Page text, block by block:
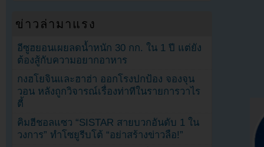
ข่าวล่ามาแรง
อีซูฮยอนเผยลดน้ำหนัก 30 กก. ใน 1 ปี แต่ยัง
ต้องสู้กับความอยากอาหาร
กงฮโยจินและฮาฮ่า ออกโรงปกป้อง จองจุน
วอน หลังถูกวิจารณ์เรื่องท่าทีในรายการวาไร
ตี้
คิมฮีชอลแซว “SISTAR สายบวกอันดับ 1 ใน
วงการ” ทำโซยูรีบโต้ “อย่าสร้างข่าวลือ!”